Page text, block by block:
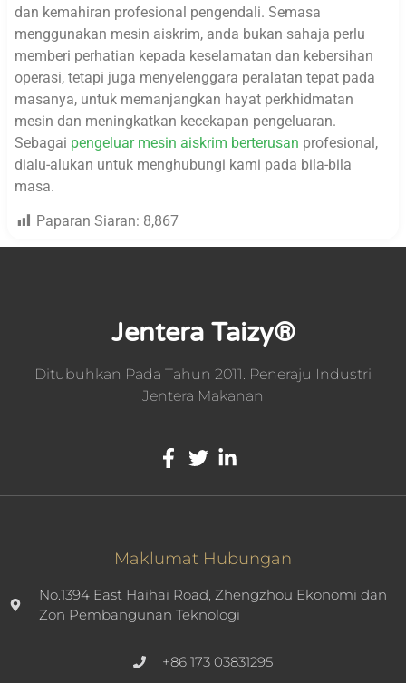
dan kemahiran profesional pengendali. Semasa
menggunakan mesin aiskrim, anda bukan sahaja perlu
memberi perhatian kepada keselamatan dan kebersihan
operasi, tetapi juga menyelenggara peralatan tepat pada
masanya, untuk memanjangkan hayat perkhidmatan
mesin dan meningkatkan kecekapan pengeluaran.
Sebagai pengeluar mesin aiskrim berterusan profesional,
dialu-alukan untuk menghubungi kami pada bila-bila
masa.
Paparan Siaran: 8,867
Jentera Taizy®
Ditubuhkan Pada Tahun 2011. Peneraju Industri
Jentera Makanan
Maklumat Hubungan
No.1394 East Haihai Road, Zhengzhou Ekonomi dan
Zon Pembangunan Teknologi
+86 173 03831295